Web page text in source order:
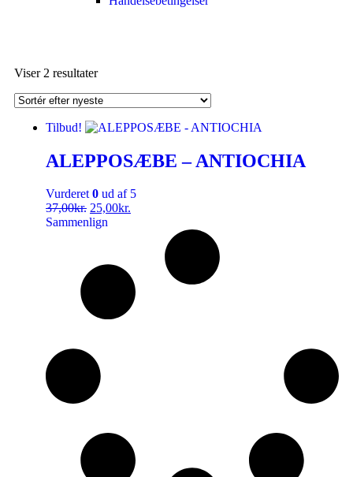
Viser 2 resultater
Tilbud!
ALEPPOSÆBE – ANTIOCHIA
Vurderet0 ud af 5
37,00kr. 25,00kr.
Sammenlign